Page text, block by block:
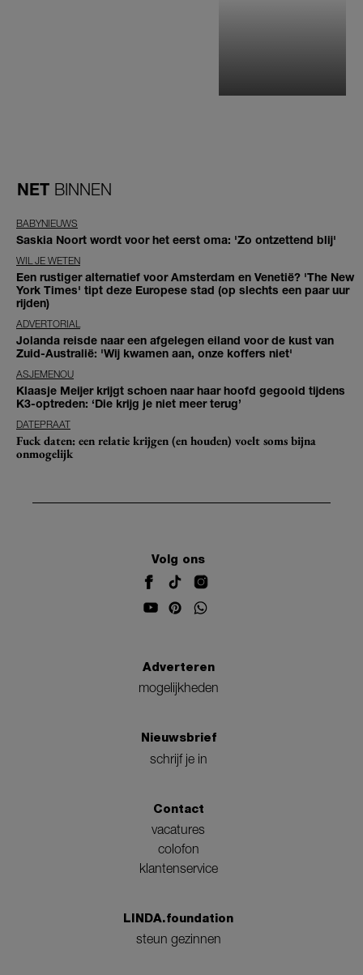
NET BINNEN
BABYNIEUWS
Saskia Noort wordt voor het eerst oma: 'Zo ontzettend blij'
WIL JE WETEN
Een rustiger alternatief voor Amsterdam en Venetië? 'The New
York Times' tipt deze Europese stad (op slechts een paar uur
rijden)
ADVERTORIAL
Jolanda reisde naar een afgelegen eiland voor de kust van
Zuid-Australië: 'Wij kwamen aan, onze koffers niet'
ASJEMENOU
Klaasje Meijer krijgt schoen naar haar hoofd gegooid tijdens
K3-optreden: ‘Die krijg je niet meer terug’
DATEPRAAT
Fuck daten: een relatie krijgen (en houden) voelt soms bijna
onmogelijk
Volg ons
Adverteren
mogelijkheden
Nieuwsbrief
schrijf je in
Contact
vacatures
colofon
klantenservice
LINDA.foundation
steun gezinnen